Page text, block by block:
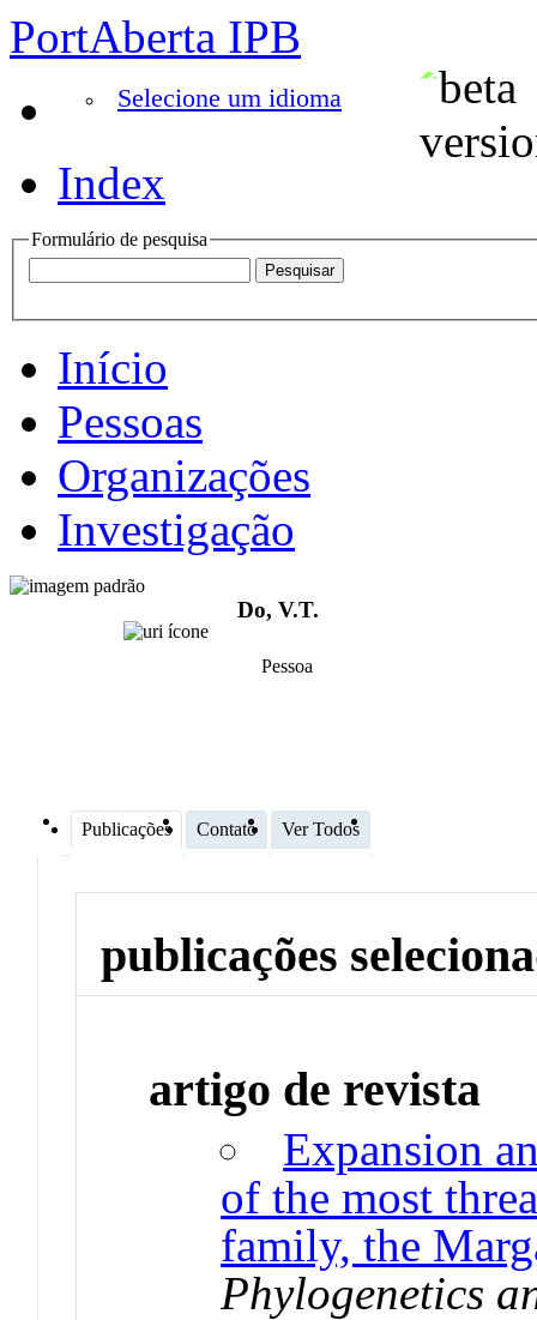
PortAberta IPB
Selecione um idioma
Index
Formulário de pesquisa
Início
Pessoas
Organizações
Investigação
Do, V.T.
Pessoa
Publicações Contato Ver Todos
publicações
artigo de revista
Expansion
of the most
family, the
Phylogenetics